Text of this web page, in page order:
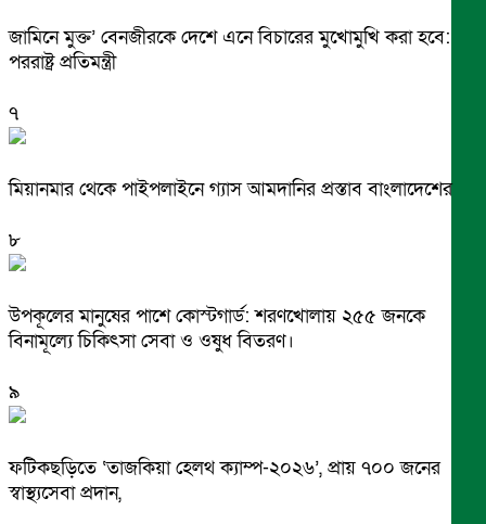
জামিনে মুক্ত’ বেনজীরকে দেশে এনে বিচারের মুখোমুখি করা হবে:
পররাষ্ট্র প্রতিমন্ত্রী
৭
মিয়ানমার থেকে পাইপলাইনে গ্যাস আমদানির প্রস্তাব বাংলাদেশের
৮
উপকূলের মানুষের পাশে কোস্টগার্ড: শরণখোলায় ২৫৫ জনকে
বিনামূল্যে চিকিৎসা সেবা ও ওষুধ বিতরণ।
৯
ফটিকছড়িতে ‘তাজকিয়া হেলথ ক্যাম্প-২০২৬’, প্রায় ৭০০ জনের
স্বাস্থ্যসেবা প্রদান,